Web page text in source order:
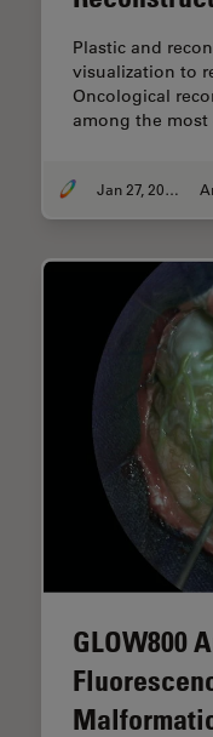
Plastic and
visualization to
Oncological
among the
Jan 27, 2022
GLOW800